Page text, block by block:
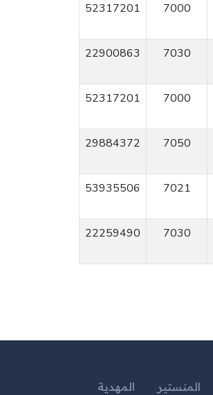
7000
52317201
7030
22900863
7000
52317201
7050
29884372
7021
53935506
7030
22259490
المنستير المهدية